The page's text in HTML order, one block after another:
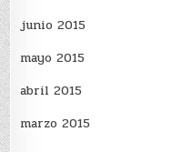
junio 2015
mayo 2015
abril 2015
marzo 2015